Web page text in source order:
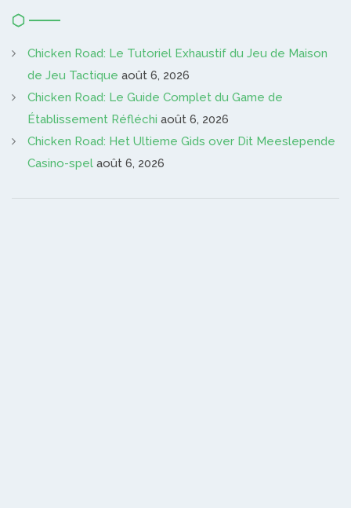
Chicken Road: Le Tutoriel Exhaustif du Jeu de Maison
de Jeu Tactique août 6, 2026
Chicken Road: Le Guide Complet du Game de
Établissement Réfléchi août 6, 2026
Chicken Road: Het Ultieme Gids over Dit Meeslepende
Casino-spel août 6, 2026